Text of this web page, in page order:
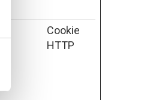
Cookie
HTTP